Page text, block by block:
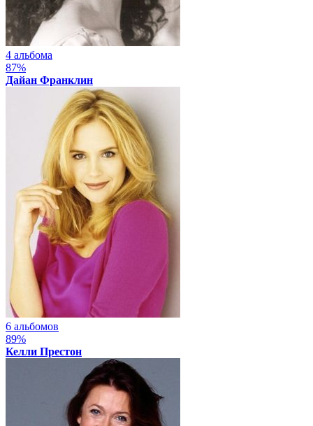
4 альбома
87%
Дайан Франклин
6 альбомов
89%
Келли Престон